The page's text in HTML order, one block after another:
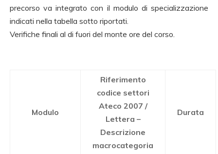
precorso va integrato con il modulo di specializzazione
indicati nella tabella sotto riportati.
Verifiche finali al di fuori del monte ore del corso.
Modulo
Riferimento
codice settori
Ateco 2007 /
Lettera –
Descrizione
macrocategoria
Durata